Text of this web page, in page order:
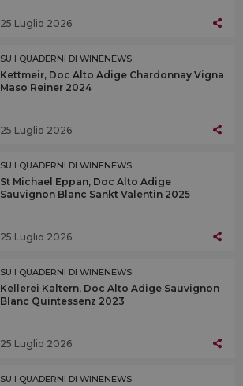
25 Luglio 2026
SU I QUADERNI DI WINENEWS
Kettmeir, Doc Alto Adige Chardonnay Vigna
Maso Reiner 2024
25 Luglio 2026
SU I QUADERNI DI WINENEWS
St Michael Eppan, Doc Alto Adige
Sauvignon Blanc Sankt Valentin 2025
25 Luglio 2026
SU I QUADERNI DI WINENEWS
Kellerei Kaltern, Doc Alto Adige Sauvignon
Blanc Quintessenz 2023
25 Luglio 2026
SU I QUADERNI DI WINENEWS